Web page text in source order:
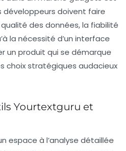
développeurs doivent faire
des données, la fiabilité
la nécessité d’un interface
un produit qui se démarque
choix stratégiques audacieux
Yourtextguru et
espace à l’analyse détaillée